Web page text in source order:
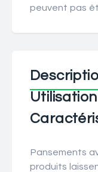
peuvent pas
Utilisation
Pansements
produits